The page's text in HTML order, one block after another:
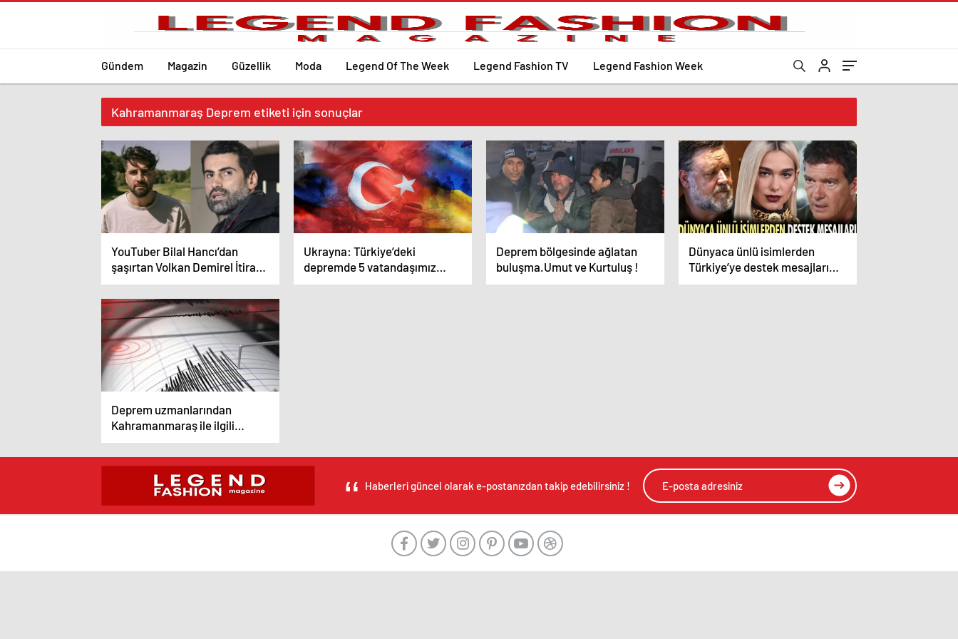
Gündem Magazin Güzellik Moda Legend Of The Week Legend Fashion TV Legend Fashion Week
Kahramanmaraş Deprem etiketi için sonuçlar
YouTuber Bilal Hancı’dan
şaşırtan Volkan Demirel İtirafı:
”Asıl Ayı Benmişim!”
Ukrayna: Türkiye’deki
depremde 5 vatandaşımız
hayatını kaybetti
Deprem bölgesinde ağlatan
buluşma.Umut ve Kurtuluş !
Dünyaca ünlü isimlerden
Türkiye’ye destek mesajları
geliyor
Deprem uzmanlarından
Kahramanmaraş ile ilgili
korkutan açıklama
Haberleri güncel olarak e-postanızdan takip edebilirsiniz !